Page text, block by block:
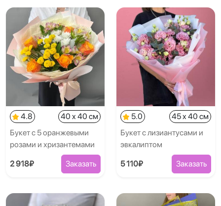
4.8
40 x 40 см
Букет с 5 оранжевыми
розами и хризантемами
2 918₽ Заказать
5.0
45 x 40 см
Букет с лизиантусами и
эвкалиптом
5 110₽ Заказать